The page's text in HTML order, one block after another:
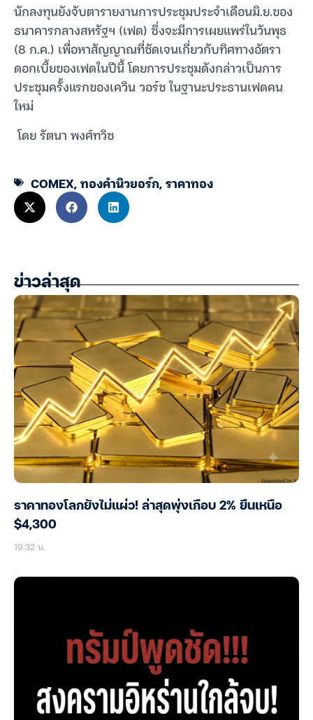
นักลงทุนยังจับตารายงานการประชุมประจำเดือนมิ.ย.ของ
ธนาคารกลางสหรัฐฯ (เฟด) ซึ่งจะมีการเผยแพร่ในวันพุธ
(8 ก.ค.) เพื่อหาสัญญาณที่ชัดเจนเกี่ยวกับทิศทางอัตรา
ดอกเบี้ยของเฟดในปีนี้ โดยการประชุมดังกล่าวเป็นการ
ประชุมครั้งแรกของเควิน วอร์ช ในฐานะประธานเฟดคน
ใหม่
โดย รัตนา พงศ์ทวิช
COMEX,ทองคำนิวยอร์ก,ราคาทอง
ข่าวล่าสุด
ราคาทองโลกยังไม่แผ่ว! ล่าสุดพุ่งเกือบ 2% ยืนเหนือ
$4,300
19:32 น.